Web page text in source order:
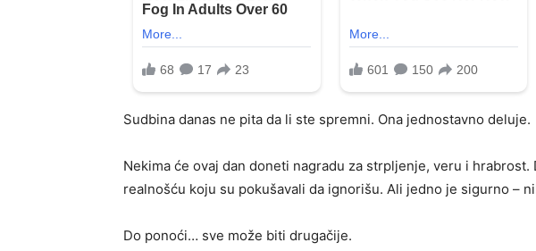
Sudbina danas ne pita da li ste spremni. Ona jednostavno deluje.
Nekima će ovaj dan doneti nagradu za strpljenje, veru i
realnošću koju su pokušavali da ignorišu. Ali jedno je sigurno –
Do ponoći… sve može biti drugačije.